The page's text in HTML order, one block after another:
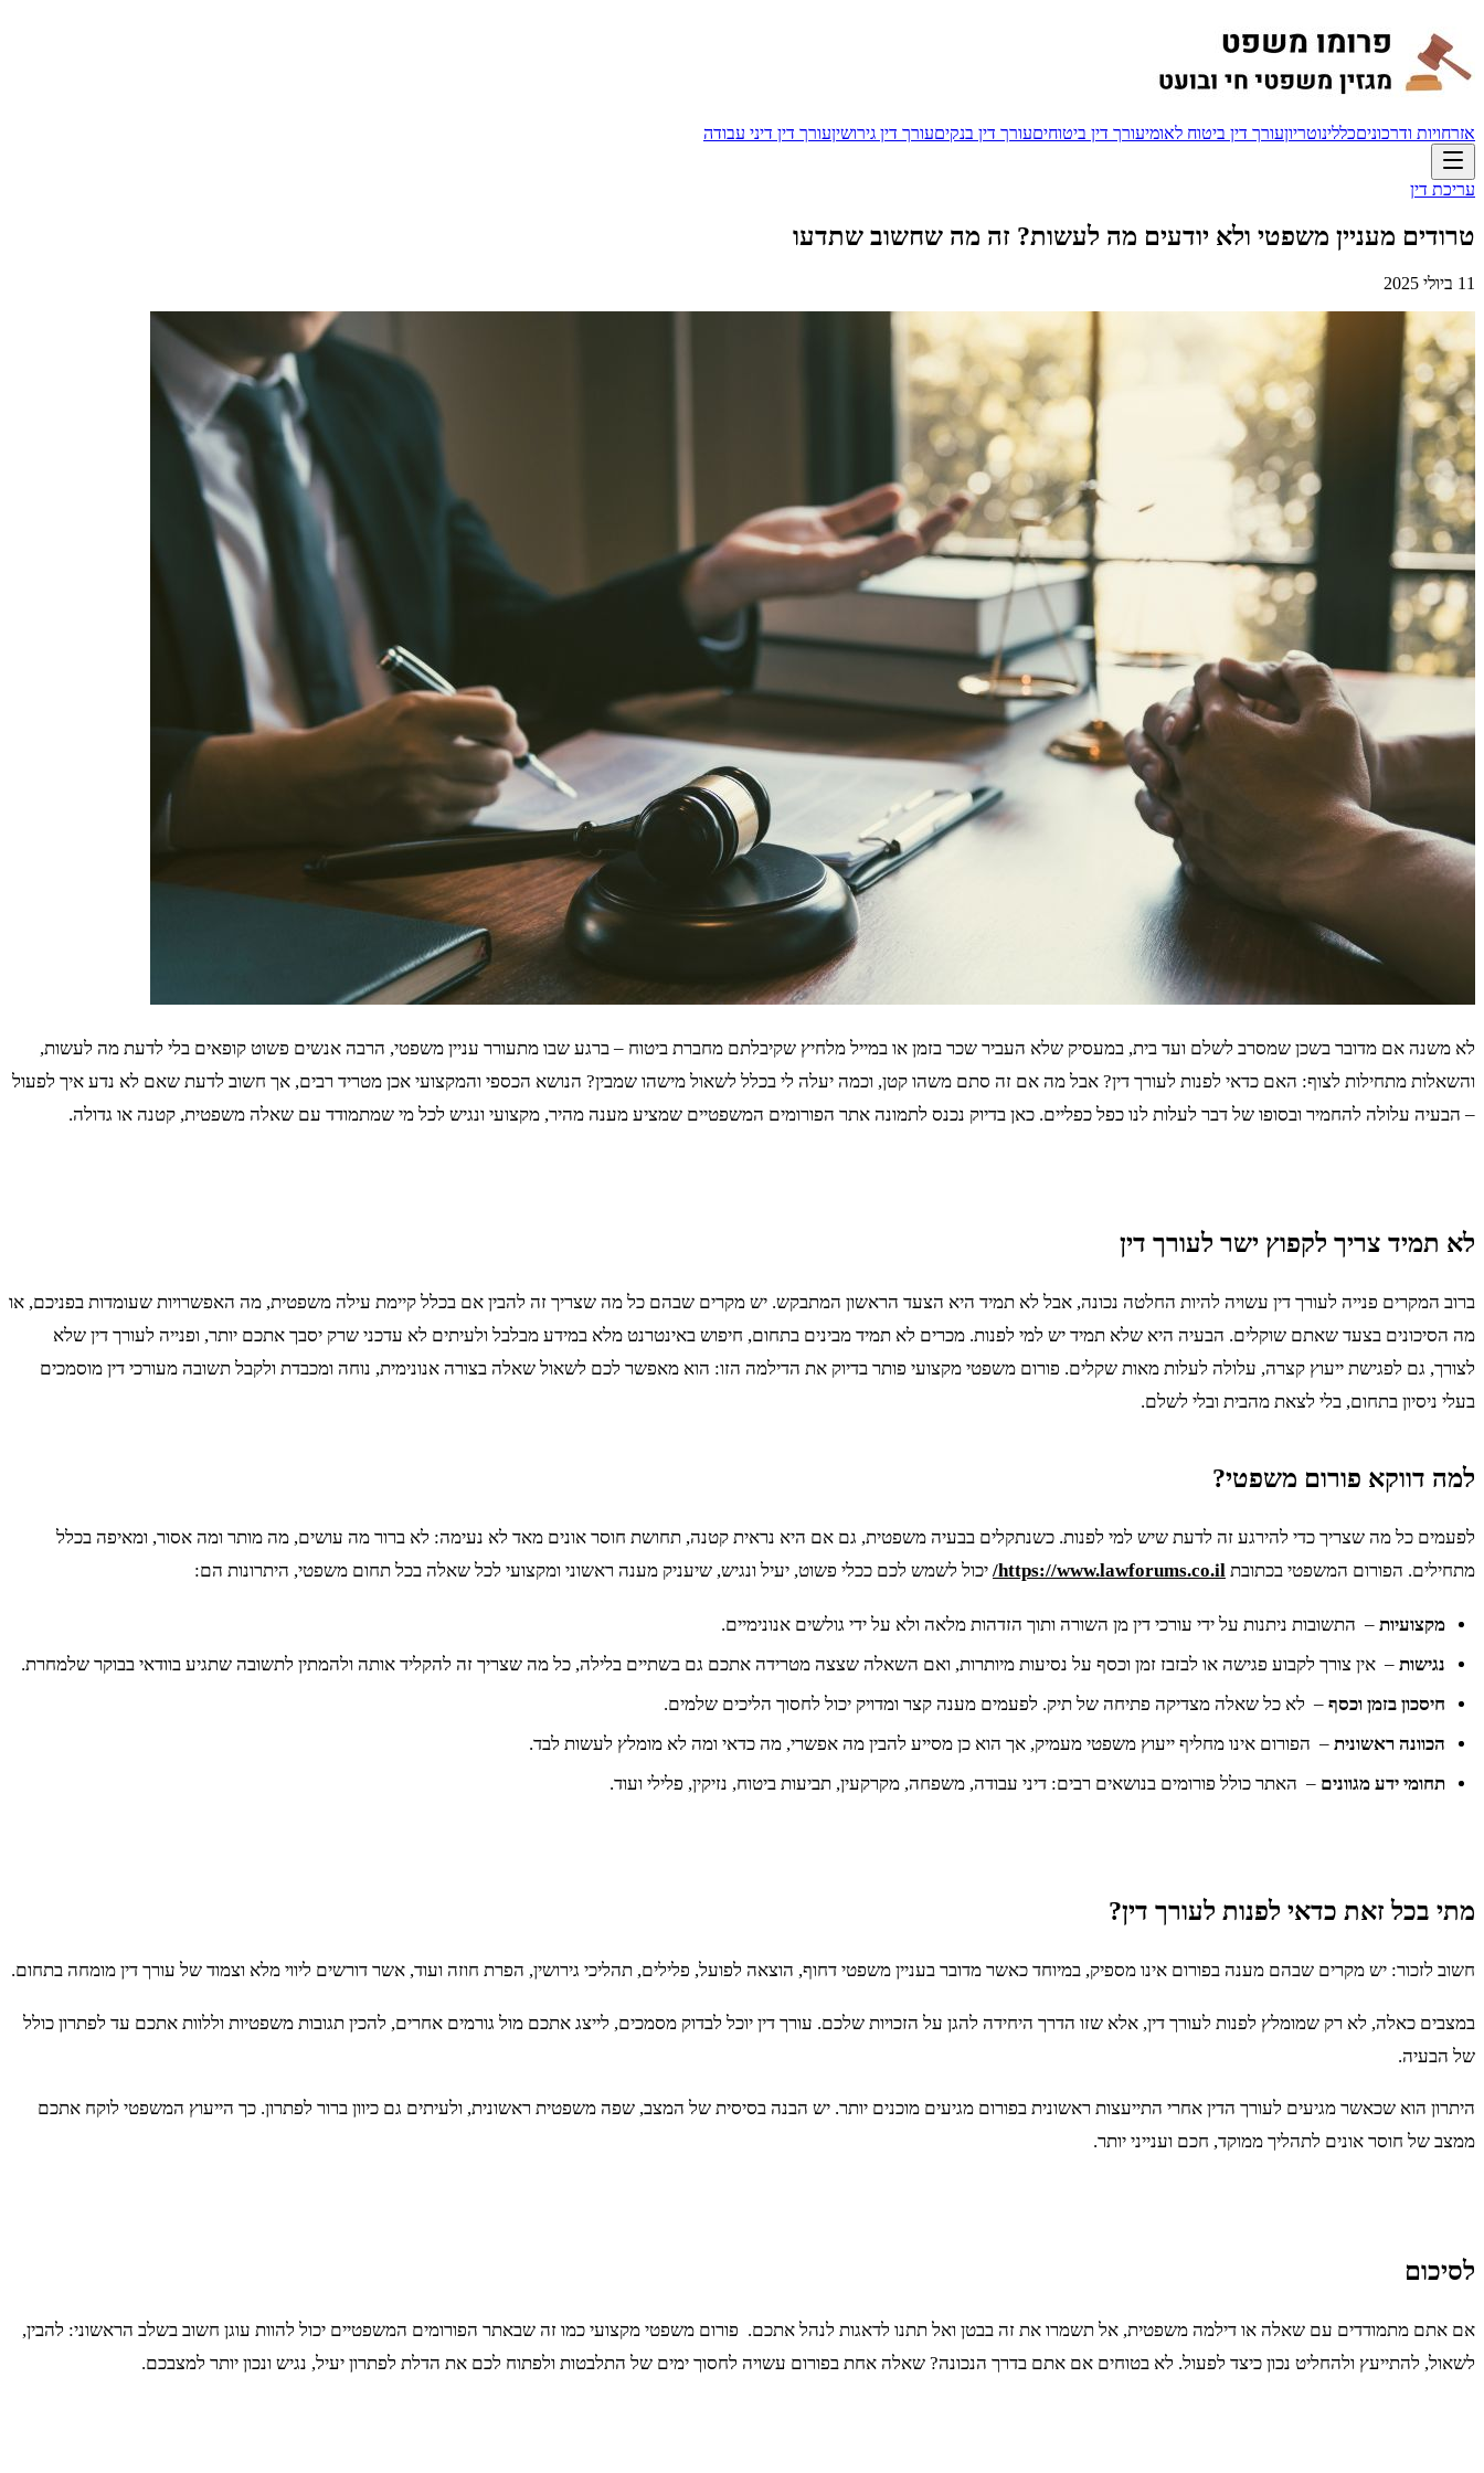
אזרחויות ודרכוניםכללינוטריוןעורך דין ביטוח לאומיעורך דין ביטוחיםעורך דין בנקיםעורך דין גירושיןעורך דין דיני עבודה
עריכת דין
טרודים מעניין משפטי ולא יודעים מה לעשות? זה מה שחשוב שתדעו
11 ביולי 2025
לא משנה אם מדובר בשכן שמסרב לשלם ועד בית, במעסיק שלא העביר שכר בזמן או במייל מלחיץ שקיבלתם מחברת ביטוח – ברגע שבו מתעורר עניין משפטי, הרבה אנשים פשוט קופאים בלי לדעת מה לעשות,
והשאלות מתחילות לצוף: האם כדאי לפנות לעורך דין? אבל מה אם זה סתם משהו קטן, וכמה יעלה לי בכלל לשאול מישהו שמבין? הנושא הכספי והמקצועי אכן מטריד רבים, אך חשוב לדעת שאם לא נדע איך לפעול
– הבעיה עלולה להחמיר ובסופו של דבר לעלות לנו כפל כפליים. כאן בדיוק נכנס לתמונה אתר הפורומים המשפטיים שמציע מענה מהיר, מקצועי ונגיש לכל מי שמתמודד עם שאלה משפטית, קטנה או גדולה.
לא תמיד צריך לקפוץ ישר לעורך דין
ברוב המקרים פנייה לעורך דין עשויה להיות החלטה נכונה, אבל לא תמיד היא הצעד הראשון המתבקש. יש מקרים שבהם כל מה שצריך זה להבין אם בכלל קיימת עילה משפטית, מה האפשרויות שעומדות בפניכם, או
מה הסיכונים בצעד שאתם שוקלים. הבעיה היא שלא תמיד יש למי לפנות. מכרים לא תמיד מבינים בתחום, חיפוש באינטרנט מלא במידע מבלבל ולעיתים לא עדכני שרק יסבך אתכם יותר, ופנייה לעורך דין שלא
לצורך, גם לפגישת ייעוץ קצרה, עלולה לעלות מאות שקלים. פורום משפטי מקצועי פותר בדיוק את הדילמה הזו: הוא מאפשר לכם לשאול שאלה בצורה אנונימית, נוחה ומכבדת ולקבל תשובה מעורכי דין מוסמכים
בעלי ניסיון בתחום, בלי לצאת מהבית ובלי לשלם.
למה דווקא פורום משפטי?
לפעמים כל מה שצריך כדי להירגע זה לדעת שיש למי לפנות. כשנתקלים בבעיה משפטית, גם אם היא נראית קטנה, תחושת חוסר אונים מאד לא נעימה: לא ברור מה עושים, מה מותר ומה אסור, ומאיפה בכלל
מתחילים. הפורום המשפטי בכתובת https://www.lawforums.co.il/ יכול לשמש לכם ככלי פשוט, יעיל ונגיש, שיעניק מענה ראשוני ומקצועי לכל שאלה בכל תחום משפטי, היתרונות הם:
מקצועיות– התשובות ניתנות על ידי עורכי דין מן השורה ותוך הזדהות מלאה ולא על ידי גולשים אנונימיים.
נגישות– אין צורך לקבוע פגישה או לבזבז זמן וכסף על נסיעות מיותרות, ואם השאלה שצצה מטרידה אתכם גם בשתיים בלילה, כל מה שצריך זה להקליד אותה ולהמתין לתשובה שתגיע בוודאי בבוקר שלמחרת.
חיסכון בזמן וכסף– לא כל שאלה מצדיקה פתיחה של תיק. לפעמים מענה קצר ומדויק יכול לחסוך הליכים שלמים.
הכוונה ראשונית– הפורום אינו מחליף ייעוץ משפטי מעמיק, אך הוא כן מסייע להבין מה אפשרי, מה כדאי ומה לא מומלץ לעשות לבד.
תחומי ידע מגוונים – האתר כולל פורומים בנושאים רבים: דיני עבודה, משפחה, מקרקעין, תביעות ביטוח, נזיקין, פלילי ועוד.
מתי בכל זאת כדאי לפנות לעורך דין?
חשוב לזכור: יש מקרים שבהם מענה בפורום אינו מספיק, במיוחד כאשר מדובר בעניין משפטי דחוף, הוצאה לפועל, פלילים, תהליכי גירושין, הפרת חוזה ועוד, אשר דורשים ליווי מלא וצמוד של עורך דין מומחה בתחום.
במצבים כאלה, לא רק שמומלץ לפנות לעורך דין, אלא שזו הדרך היחידה להגן על הזכויות שלכם. עורך דין יוכל לבדוק מסמכים, לייצג אתכם מול גורמים אחרים, להכין תגובות משפטיות וללוות אתכם עד לפתרון כולל
של הבעיה.
היתרון הוא שכאשר מגיעים לעורך הדין אחרי התייעצות ראשונית בפורום מגיעים מוכנים יותר. יש הבנה בסיסית של המצב, שפה משפטית ראשונית, ולעיתים גם כיוון ברור לפתרון. כך הייעוץ המשפטי לוקח אתכם
ממצב של חוסר אונים לתהליך ממוקד, חכם וענייני יותר.
לסיכום
אם אתם מתמודדים עם שאלה או דילמה משפטית, אל תשמרו את זה בבטן ואל תתנו לדאגות לנהל אתכם. פורום משפטי מקצועי כמו זה שבאתר הפורומים המשפטיים יכול להוות עוגן חשוב בשלב הראשוני: להבין,
לשאול, להתייעץ ולהחליט נכון כיצד לפעול. לא בטוחים אם אתם בדרך הנכונה? שאלה אחת בפורום עשויה לחסוך ימים של התלבטות ולפתוח לכם את הדלת לפתרון יעיל, נגיש ונכון יותר למצבכם.